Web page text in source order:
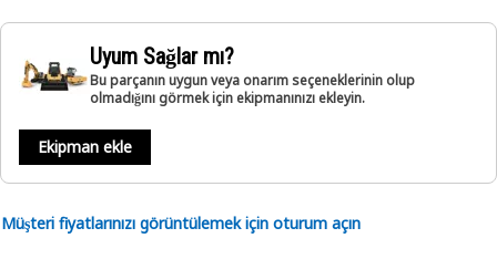
Uyum Sağlar mı?
Bu parçanın uygun veya onarım seçeneklerinin olup
olmadığını görmek için ekipmanınızı ekleyin.
Ekipman ekle
Müşteri fiyatlarınızı görüntülemek için oturum açın